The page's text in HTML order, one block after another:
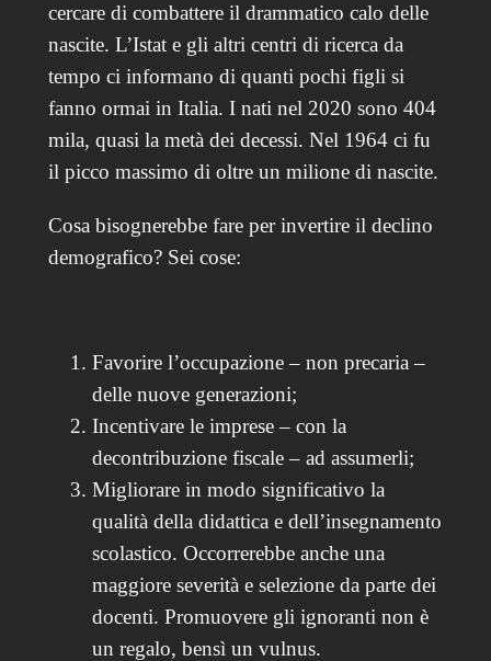
cercare di combattere il drammatico calo delle
nascite. L’Istat e gli altri centri di ricerca da
tempo ci informano di quanti pochi figli si
fanno ormai in Italia. I nati nel 2020 sono 404
mila, quasi la metà dei decessi. Nel 1964 ci fu
il picco massimo di oltre un milione di nascite.
Cosa bisognerebbe fare per invertire il declino
demografico? Sei cose:
Favorire l’occupazione – non precaria –
delle nuove generazioni;
Incentivare le imprese – con la
decontribuzione fiscale – ad assumerli;
Migliorare in modo significativo la
qualità della didattica e dell’insegnamento
scolastico. Occorrerebbe anche una
maggiore severità e selezione da parte dei
docenti. Promuovere gli ignoranti non è
un regalo, bensì un vulnus.